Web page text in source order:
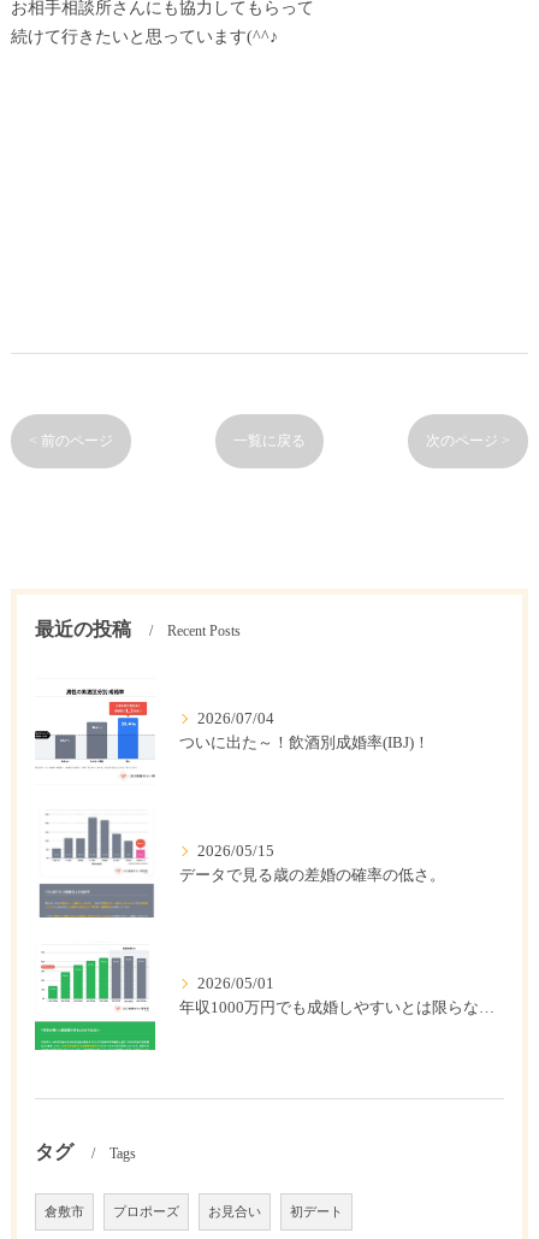
お相手相談所さんにも協力してもらって
続けて行きたいと思っています(^^♪
< 前のページ 一覧に戻る 次のページ >
最近の投稿 Recent Posts
2026/07/04
ついに出た～！飲酒別成婚率(IBJ)！
2026/05/15
データで見る歳の差婚の確率の低さ。
2026/05/01
年収1000万円でも成婚しやすいとは限らない? 「年収帯別の成婚率」のリアル
タグ Tags
倉敷市 プロポーズ お見合い 初デート